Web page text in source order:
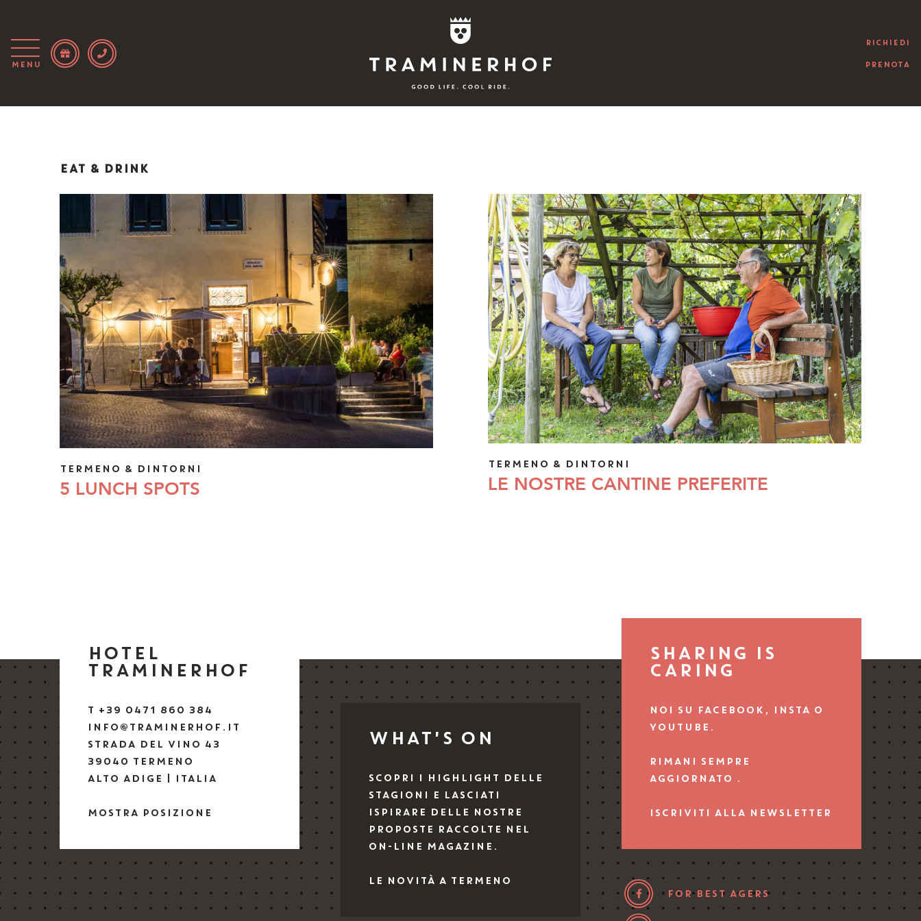
Hotel
Camere
Bike
Attivo
IT DE
Menu
RICHIEDI
PRENOTA
EAT & DRINK
TERMENO & DINTORNI
5 LUNCH SPOTS
TERMENO & DINTORNI
LE NOSTRE CANTINE PREFERITE
HOTEL
TRAMINERHOF
T +39 0471 860 384
INFO@TRAMINERHOF.IT
STRADA DEL VINO 43
39040 TERMENO
ALTO ADIGE | ITALIA
MOSTRA POSIZIONE
WHAT'S ON
SCOPRI I HIGHLIGHT DELLE
STAGIONI E LASCIATI
ISPIRARE DELLE NOSTRE
PROPOSTE RACCOLTE NEL
ON-LINE MAGAZINE.
LE NOVITÀ A TERMENO
SHARING IS
CARING
NOI SU FACEBOOK, INSTA O
YOUTUBE.
RIMANI SEMPRE
AGGIORNATO .
ISCRIVITI ALLA NEWSLETTER
FOR BEST AGERS